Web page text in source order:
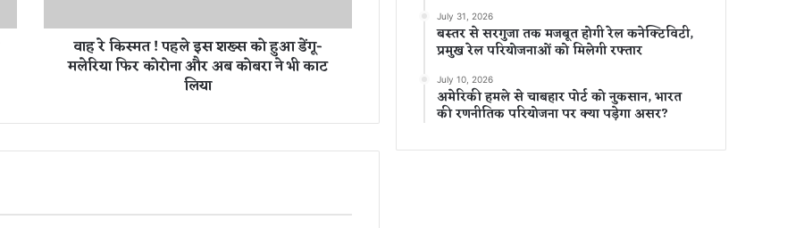
ह
ख्स
गू
वाह रे किस्मत ! पहले इस शख्स को हुआ डेंगू-
मलेरिया फिर कोरोना और अब कोबरा ने भी काट
लिया
July 31, 2026
बस्तर से सरगुजा तक मजबूत होगी रेल कनेक्टिविटी,
प्रमुख रेल परियोजनाओं को मिलेगी रफ्तार
July 10, 2026
अमेरिकी हमले से चाबहार पोर्ट को नुकसान, भारत
की रणनीतिक परियोजना पर क्या पड़ेगा असर?